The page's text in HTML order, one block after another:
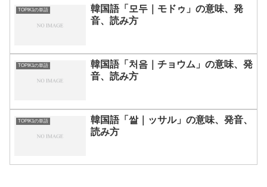
TOPIK1の単語
韓国語「모두｜モドゥ」の意味、発
音、読み方
TOPIK1の単語
韓国語「처음｜チョウム」の意味、発
音、読み方
TOPIK1の単語
韓国語「쌀｜ッサル」の意味、発音、
読み方